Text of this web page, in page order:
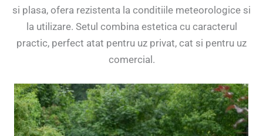
si plasa, ofera rezistenta la conditiile meteorologice si
la utilizare. Setul combina estetica cu caracterul
practic, perfect atat pentru uz privat, cat si pentru uz
comercial.